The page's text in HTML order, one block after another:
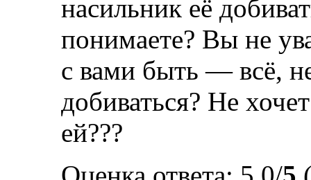
насильник её
понимаете? Вы не
с вами быть — всё,
добиваться? Не
ей???